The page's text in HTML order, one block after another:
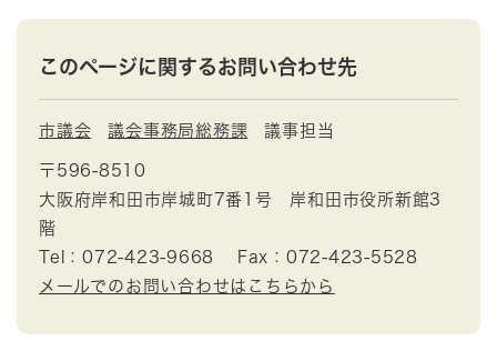
このページに関するお問い合わせ先
市議会 議会事務局総務課 議事担当
〒596-8510
大阪府岸和田市岸城町7番1号 岸和田市役所新館3
階
Tel：072-423-9668
Fax：072-423-5528
メールでのお問い合わせはこちらから